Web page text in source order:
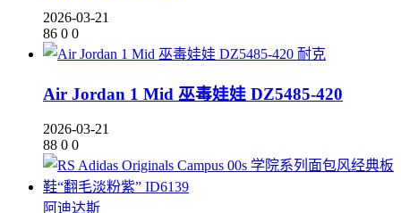
2026-03-21
86 0 0
耐克
Air Jordan 1 Mid 巫毒娃娃 DZ5485-420
2026-03-21
88 0 0
阿迪达斯